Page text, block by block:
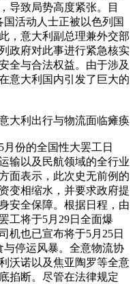
导致局势高度紧张。目
活动人士正被以色列国
，意大利副总理兼外交部
政府对此事进行紧急核实
全与合法权益。由于涉及
意大利国内引发了巨大的
大利出行与物流面临瘫痪
份的全国性大罢工日
输以及民航领域的全行业
面表示，此次史无前例的
变相缩水，并要求政府提
安全保障。根据日程，由
工将于5月29日全面爆
机也已宣布将于5月25日
与停运风暴。全意物流协
沃诺以及焦亚陶罗等全意
掐断。尽管在法律规定